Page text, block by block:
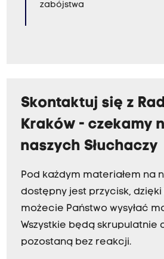
zabójstwa
Skontaktuj się z
Kraków - czekamy
naszych Słuchaczy
Pod każdym materiałem na
dostępny jest przycisk,
możecie Państwo wysyłać
Wszystkie będą skrupulatnie
pozostaną bez reakcji.